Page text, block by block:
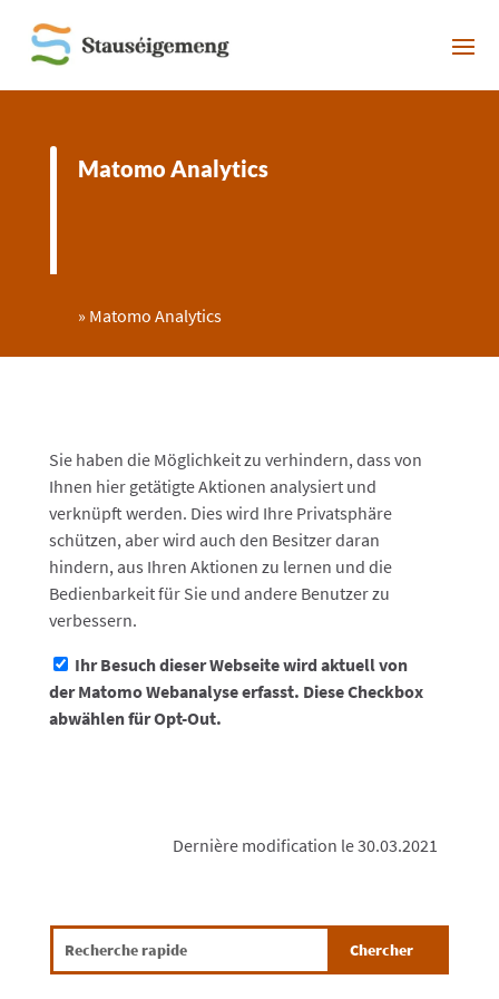
Matomo Analytics
» Matomo Analytics
Sie haben die Möglichkeit zu verhindern, dass von
Ihnen hier getätigte Aktionen analysiert und
verknüpft werden. Dies wird Ihre Privatsphäre
schützen, aber wird auch den Besitzer daran
hindern, aus Ihren Aktionen zu lernen und die
Bedienbarkeit für Sie und andere Benutzer zu
verbessern.
Ihr Besuch dieser Webseite wird aktuell von
der Matomo Webanalyse erfasst. Diese Checkbox
abwählen für Opt-Out.
Dernière modification le 30.03.2021